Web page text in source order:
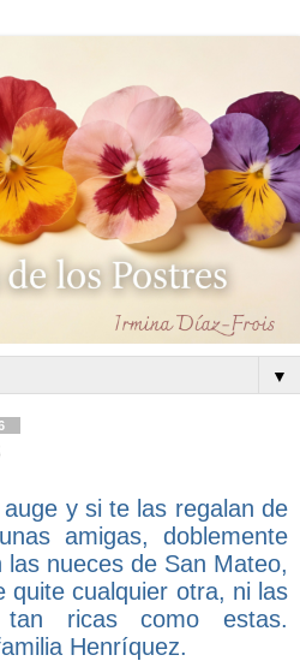
▼
y si te las regalan de
amigas, doblemente
las nueces de San Mateo,
quite cualquier otra, ni las
ricas como estas.
Henríquez.